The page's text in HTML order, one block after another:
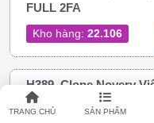
TRANG CHỦ SẢN PHẨM
FULL 2FA
Kho hàng: 22.106
H389. Clone Novery
Phone Android